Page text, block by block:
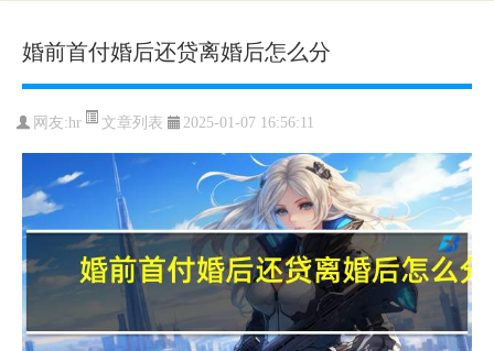
婚前首付婚后还贷离婚后怎么分
网友:hr 文章列表 2025-01-07 16:56:11